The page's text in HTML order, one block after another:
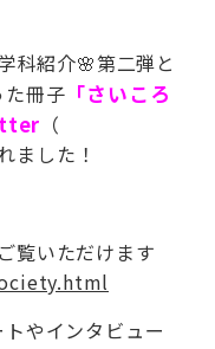
科紹介🌸第二弾と
た冊子 「さいころ
r （
ました！
覧いただけます
トやインタビュー